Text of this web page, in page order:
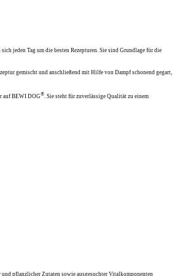
jeden Tag um die besten Rezepturen. Sie sind Grundlage für die
gemischt und anschließend mit Hilfe von Dampf schonend gegart,
auf BEWI DOG® . Sie steht für zuverlässige Qualität zu einem
pflanzlicher Zutaten sowie ausgesuchter Vitalkomponenten